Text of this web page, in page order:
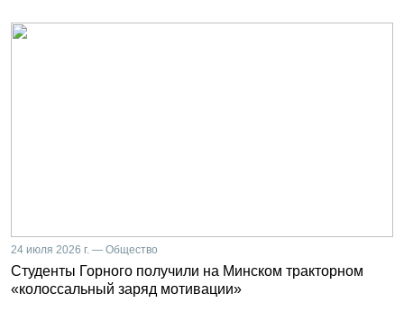
24 июля 2026 г. — Общество
Студенты Горного получили на Минском тракторном
«колоссальный заряд мотивации»